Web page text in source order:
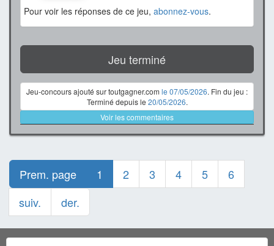
Pour voir les réponses de ce jeu, abonnez-vous.
Jeu terminé
Jeu-concours ajouté sur toutgagner.com le 07/05/2026. Fin du jeu :
Terminé depuis le 20/05/2026.
Voir les commentaires
Prem. page 1 2 3 4 5
6
suiv.
der.